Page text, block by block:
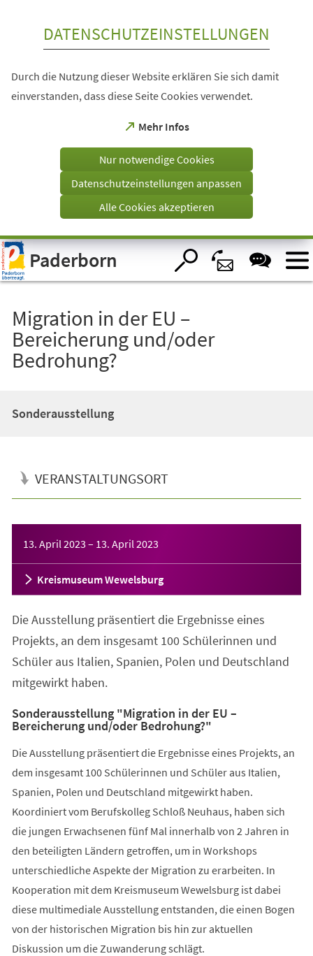
Visuelle
Assistenzsoftware
öffnen.
DATENSCHUTZEINSTELLUNGEN
Durch die Nutzung dieser Website erklären Sie sich damit
einverstanden, dass diese Seite Cookies verwendet.
Mehr Infos
(Öffnet
einem
Tab)
Nur notwendige Cookies
Datenschutzeinstellungen anpassen
Alle Cookies akzeptieren
Paderborn
Migration in der EU –
Bereicherung und/oder
Bedrohung?
Sonderausstellung
VERANSTALTUNGSORT
13. April 2023 – 13. April 2023
Kreismuseum Wewelsburg
Die Ausstellung präsentiert die Ergebnisse eines
Projekts, an dem insgesamt 100 Schülerinnen und
Schüler aus Italien, Spanien, Polen und Deutschland
mitgewirkt haben.
Sonderausstellung "Migration in der EU –
Bereicherung und/oder Bedrohung?"
Die Ausstellung präsentiert die Ergebnisse eines Projekts, an
dem insgesamt 100 Schülerinnen und Schüler aus Italien,
Spanien, Polen und Deutschland mitgewirkt haben.
Koordiniert vom Berufskolleg Schloß Neuhaus, haben sich
die jungen Erwachsenen fünf Mal innerhalb von 2 Jahren in
den beteiligten Ländern getroffen, um in Workshops
unterschiedliche Aspekte der Migration zu erarbeiten. In
Kooperation mit dem Kreismuseum Wewelsburg ist dabei
diese multimediale Ausstellung entstanden, die einen Bogen
von der historischen Migration bis hin zur aktuellen
Diskussion um die Zuwanderung schlägt.